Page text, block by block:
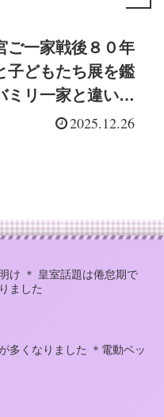
ご一家戦後８０年
子どもたち展を鑑
ミリ一家と違い自
2025.12.26
け ＊ 皇室話題は倦怠期で
ました
多くなりました ＊電動ベッ